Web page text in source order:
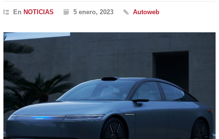
En NOTICIAS 5 enero, 2023 Autoweb